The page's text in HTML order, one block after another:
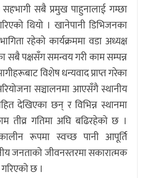
सहभागी सबै प्रमुख पाहुनालाई गम्छा
थियो । खानेपानी डिभिजनका
रहेको कार्यक्रममा वडा अध्यक्ष
सबै पक्षसँग समन्वय गरी काम सम्पन्न
विशेष धन्यवाद प्राप्त गरेका
सञ्चालनमा आएसँगै स्थानीय
देखिएका छन् र विभिन्न स्थानमा
तीव्र गतिमा अघि बढिरहेको छ ।
रूपमा स्वच्छ पानी आपूर्ति
जनताको जीवनस्तरमा सकारात्मक
गरिएको छ ।